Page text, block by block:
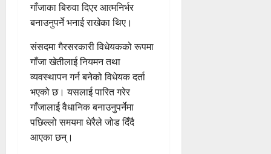
गाँजाका बिरुवा दिएर आत्मनिर्भर
बनाउनुपर्ने भनाई राखेका थिए।
संसदमा गैरसरकारी विधेयकको रूपमा
गाँजा खेतीलाई नियमन तथा
व्यवस्थापन गर्न बनेको विधेयक दर्ता
भएको छ। यसलाई पारित गरेर
गाँजालाई वैधानिक बनाउनुपर्नेमा
पछिल्लो समयमा धेरैले जोड दिँदै
आएका छन्।